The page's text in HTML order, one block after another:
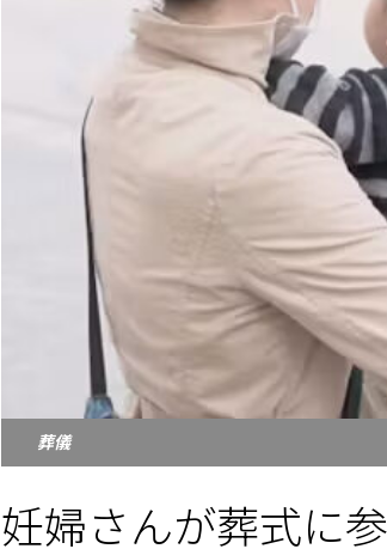
葬儀
妊婦さんが葬式に